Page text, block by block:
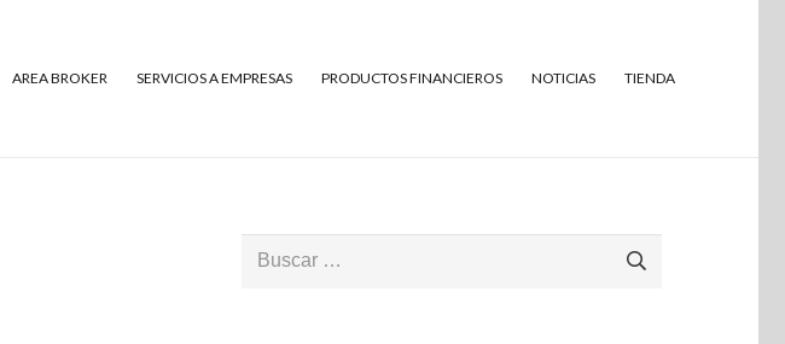
AREA BROKER SERVICIOS A EMPRESAS PRODUCTOS FINANCIEROS NOTICIAS TIENDA
Buscar: